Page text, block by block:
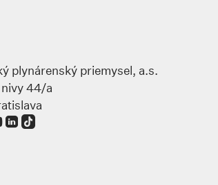
plynárenský priemysel, a.s.
44/a
otvorí na novej karte
sa otvorí na novej karte
sa otvorí na novej karte
Odkaz sa otvorí na novej karte
Odkaz sa otvorí na novej karte